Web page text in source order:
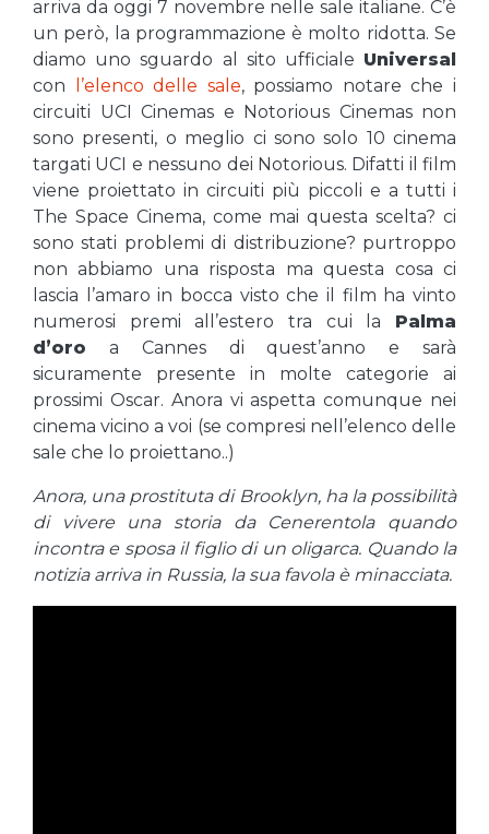
arriva da oggi 7 novembre nelle sale italiane. C’è
un però, la programmazione è molto ridotta. Se
diamo uno sguardo al sito ufficiale Universal
con
l’elenco delle sale, possiamo notare che i
circuiti UCI Cinemas e Notorious Cinemas non
sono presenti, o meglio ci sono solo 10 cinema
targati UCI e nessuno dei Notorious. Difatti il film
viene proiettato in circuiti più piccoli e a tutti i
The Space Cinema, come mai questa scelta? ci
sono stati problemi di distribuzione? purtroppo
non abbiamo una risposta ma questa cosa ci
lascia l’amaro in bocca visto che il film ha vinto
numerosi premi all’estero tra cui la Palma
d’oro a Cannes di quest’anno e sarà
sicuramente presente in molte categorie ai
prossimi Oscar. Anora vi aspetta comunque nei
cinema vicino a voi (se compresi nell’elenco delle
sale che lo proiettano..)
Anora, una prostituta di Brooklyn, ha la possibilità
di vivere una storia da Cenerentola quando
incontra e sposa il figlio di un oligarca. Quando la
notizia arriva in Russia, la sua favola è minacciata.